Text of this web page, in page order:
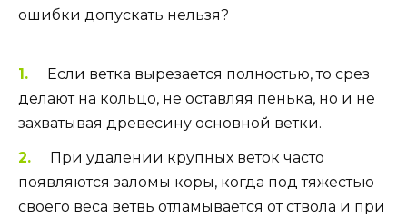
ошибки допускать нельзя?
Если ветка вырезается полностью, то срез
делают на кольцо, не оставляя пенька, но и не
захватывая древесину основной ветки.
При удалении крупных веток часто
появляются заломы коры, когда под тяжестью
своего веса ветвь отламывается от ствола и при